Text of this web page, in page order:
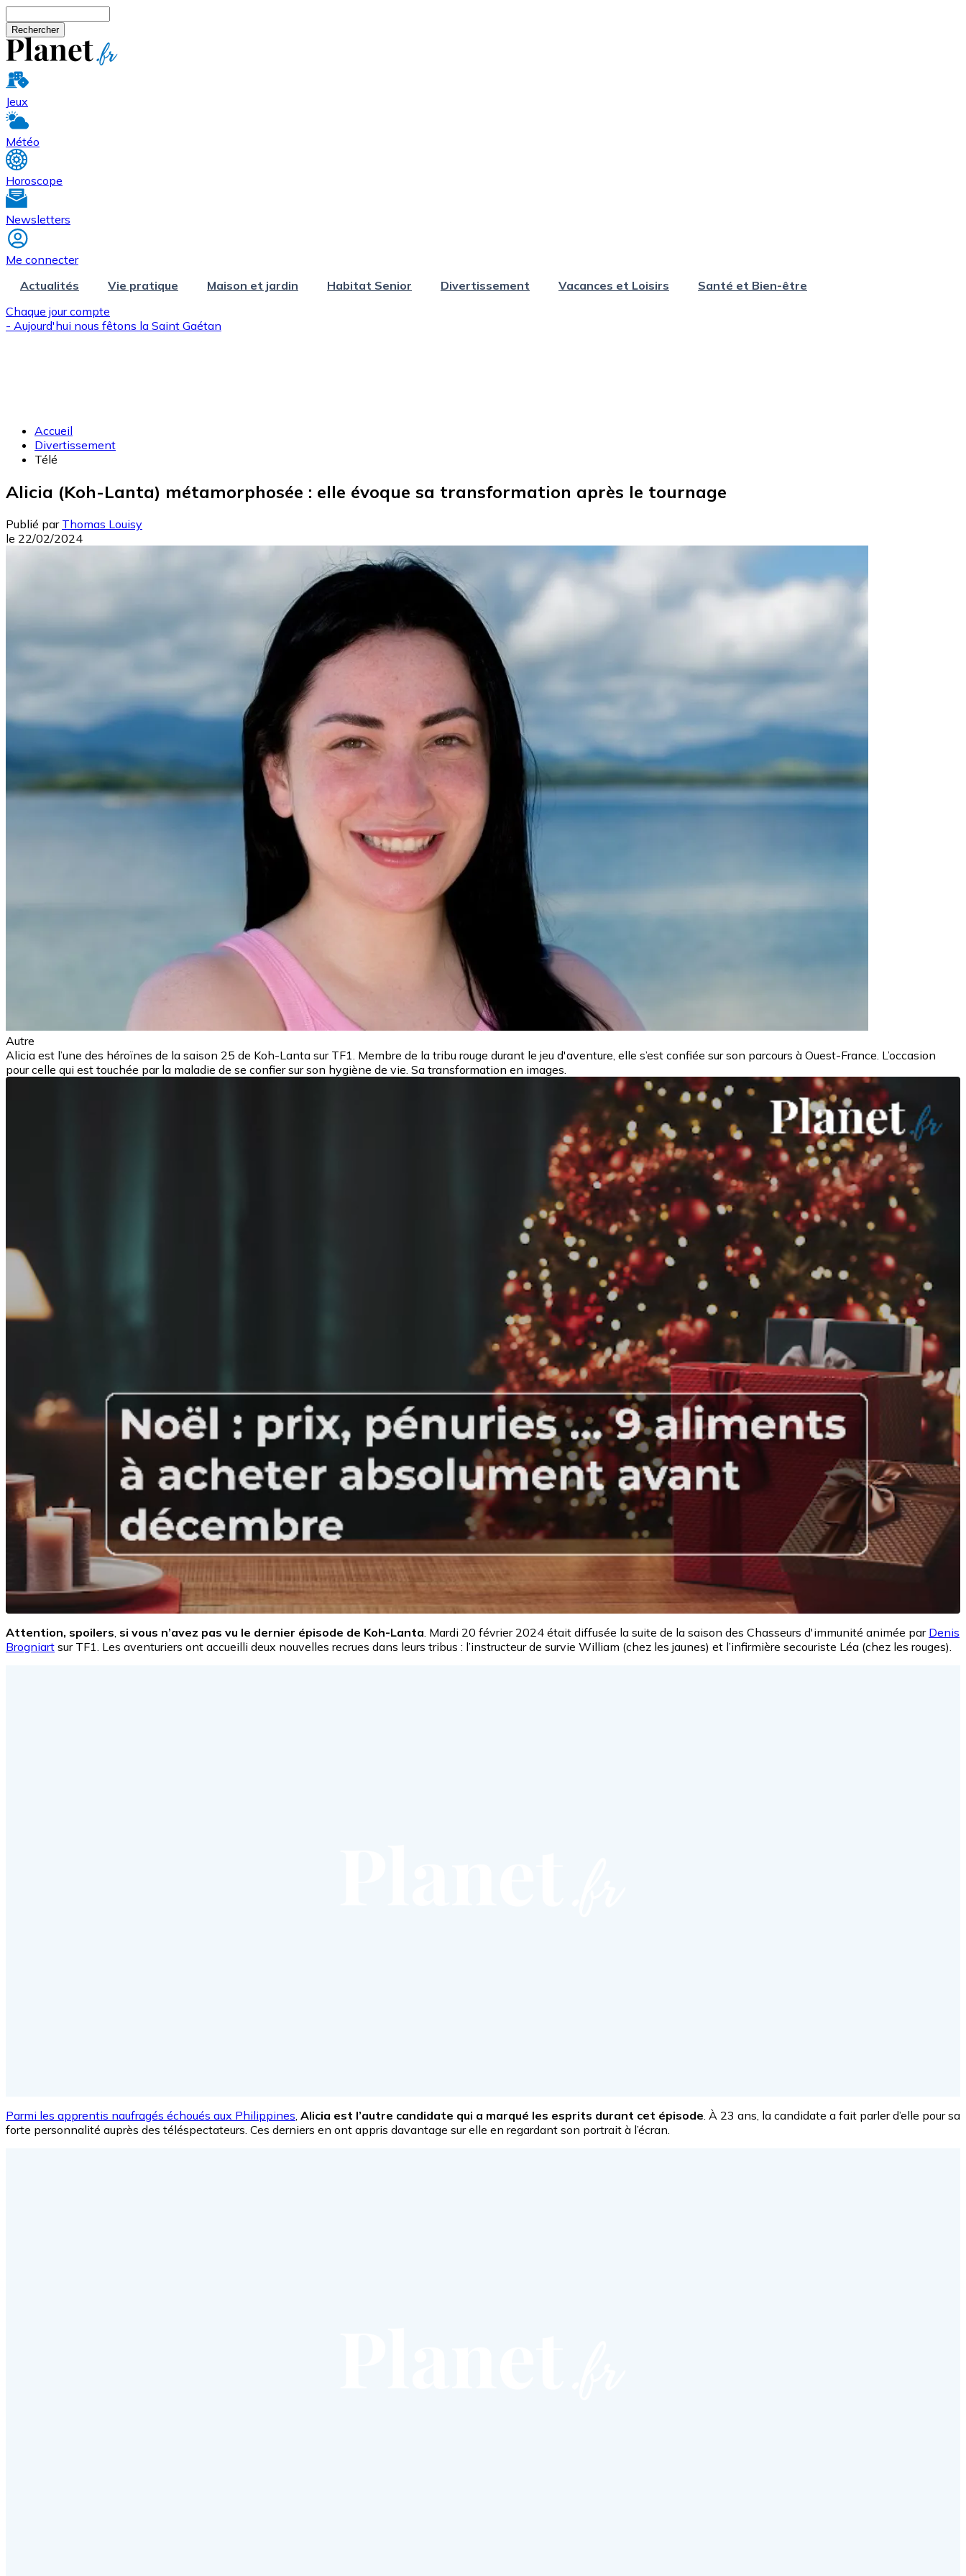
Jeux
Météo
Horoscope
Newsletters
Me connecter
Actualités
Vie pratique Maison et jardin Habitat Senior Divertissement Vacances et Loisirs
Santé et Bien-être
Chaque jour compte
- Aujourd'hui nous fêtons la Saint Gaétan
Accueil
Divertissement
Télé
Alicia (Koh-Lanta) métamorphosée : elle évoque sa transformation après le tournage
Publié par Thomas Louisy
le 22/02/2024
Autre
Alicia est l’une des héroïnes de la saison 25 de Koh-Lanta sur TF1. Membre de la tribu rouge durant le jeu d'aventure, elle s’est confiée sur son parcours à Ouest-France. L’occasion
pour celle qui est touchée par la maladie de se confier sur son hygiène de vie. Sa transformation en images.
Attention, spoilers si vous n’avez pas vu le dernier épisode de Koh-Lanta . Mardi 20 février 2024 était diffusée la suite de la saison des Chasseurs d'immunité animée par Denis
Brogniart sur TF1. Les aventuriers ont accueilli deux nouvelles recrues dans leurs tribus : l’instructeur de survie William (chez les jaunes) et l’infirmière secouriste Léa (chez les rouges).
Parmi les apprentis naufragés échoués aux Philippines Alicia est l’autre candidate qui a marqué les esprits durant cet épisode . À 23 ans, la candidate a fait parler d’elle pour sa
forte personnalité auprès des téléspectateurs. Ces derniers en ont appris davantage sur elle en regardant son portrait à l’écran.